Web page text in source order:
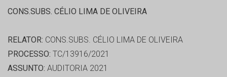
CONS.SUBS. CÉLIO LIMA DE OLIVEIRA
RELATOR: CONS.SUBS. CÉLIO LIMA DE OLIVEIRA
PROCESSO: TC/13916/2021
ASSUNTO: AUDITORIA 2021